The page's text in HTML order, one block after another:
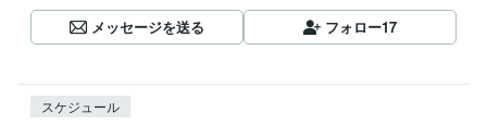
メッセージを送る フォロー17
スケジュール